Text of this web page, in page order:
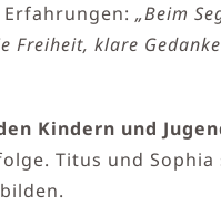
„Beim
klare
Kindern und
Titus und